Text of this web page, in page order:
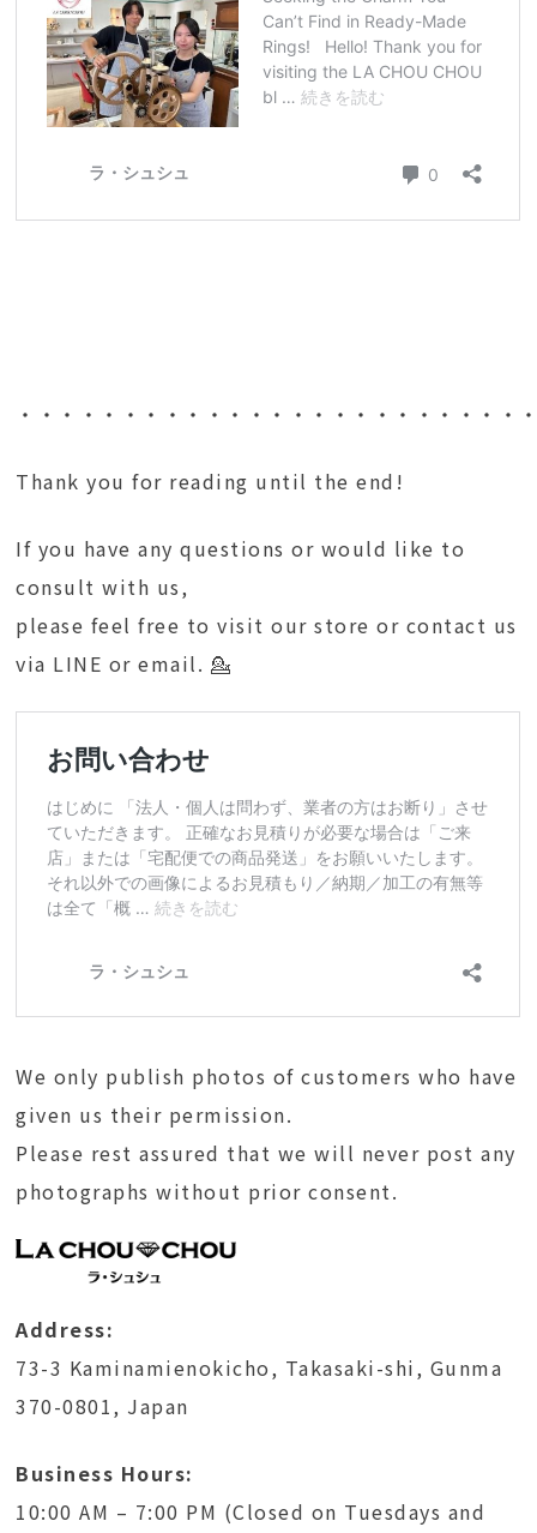
・・・・・・・・・・・・・・・・・・・・・・・・
Thank you for reading until the end!
If you have any questions or would like to
consult with us,
please feel free to visit our store or contact us
via LINE or email. 💁
We only publish photos of customers who have
given us their permission.
Please rest assured that we will never post any
photographs without prior consent.
Address:
73-3 Kaminamienokicho, Takasaki-shi, Gunma
370-0801, Japan
Business Hours:
10:00 AM – 7:00 PM (Closed on Tuesdays and